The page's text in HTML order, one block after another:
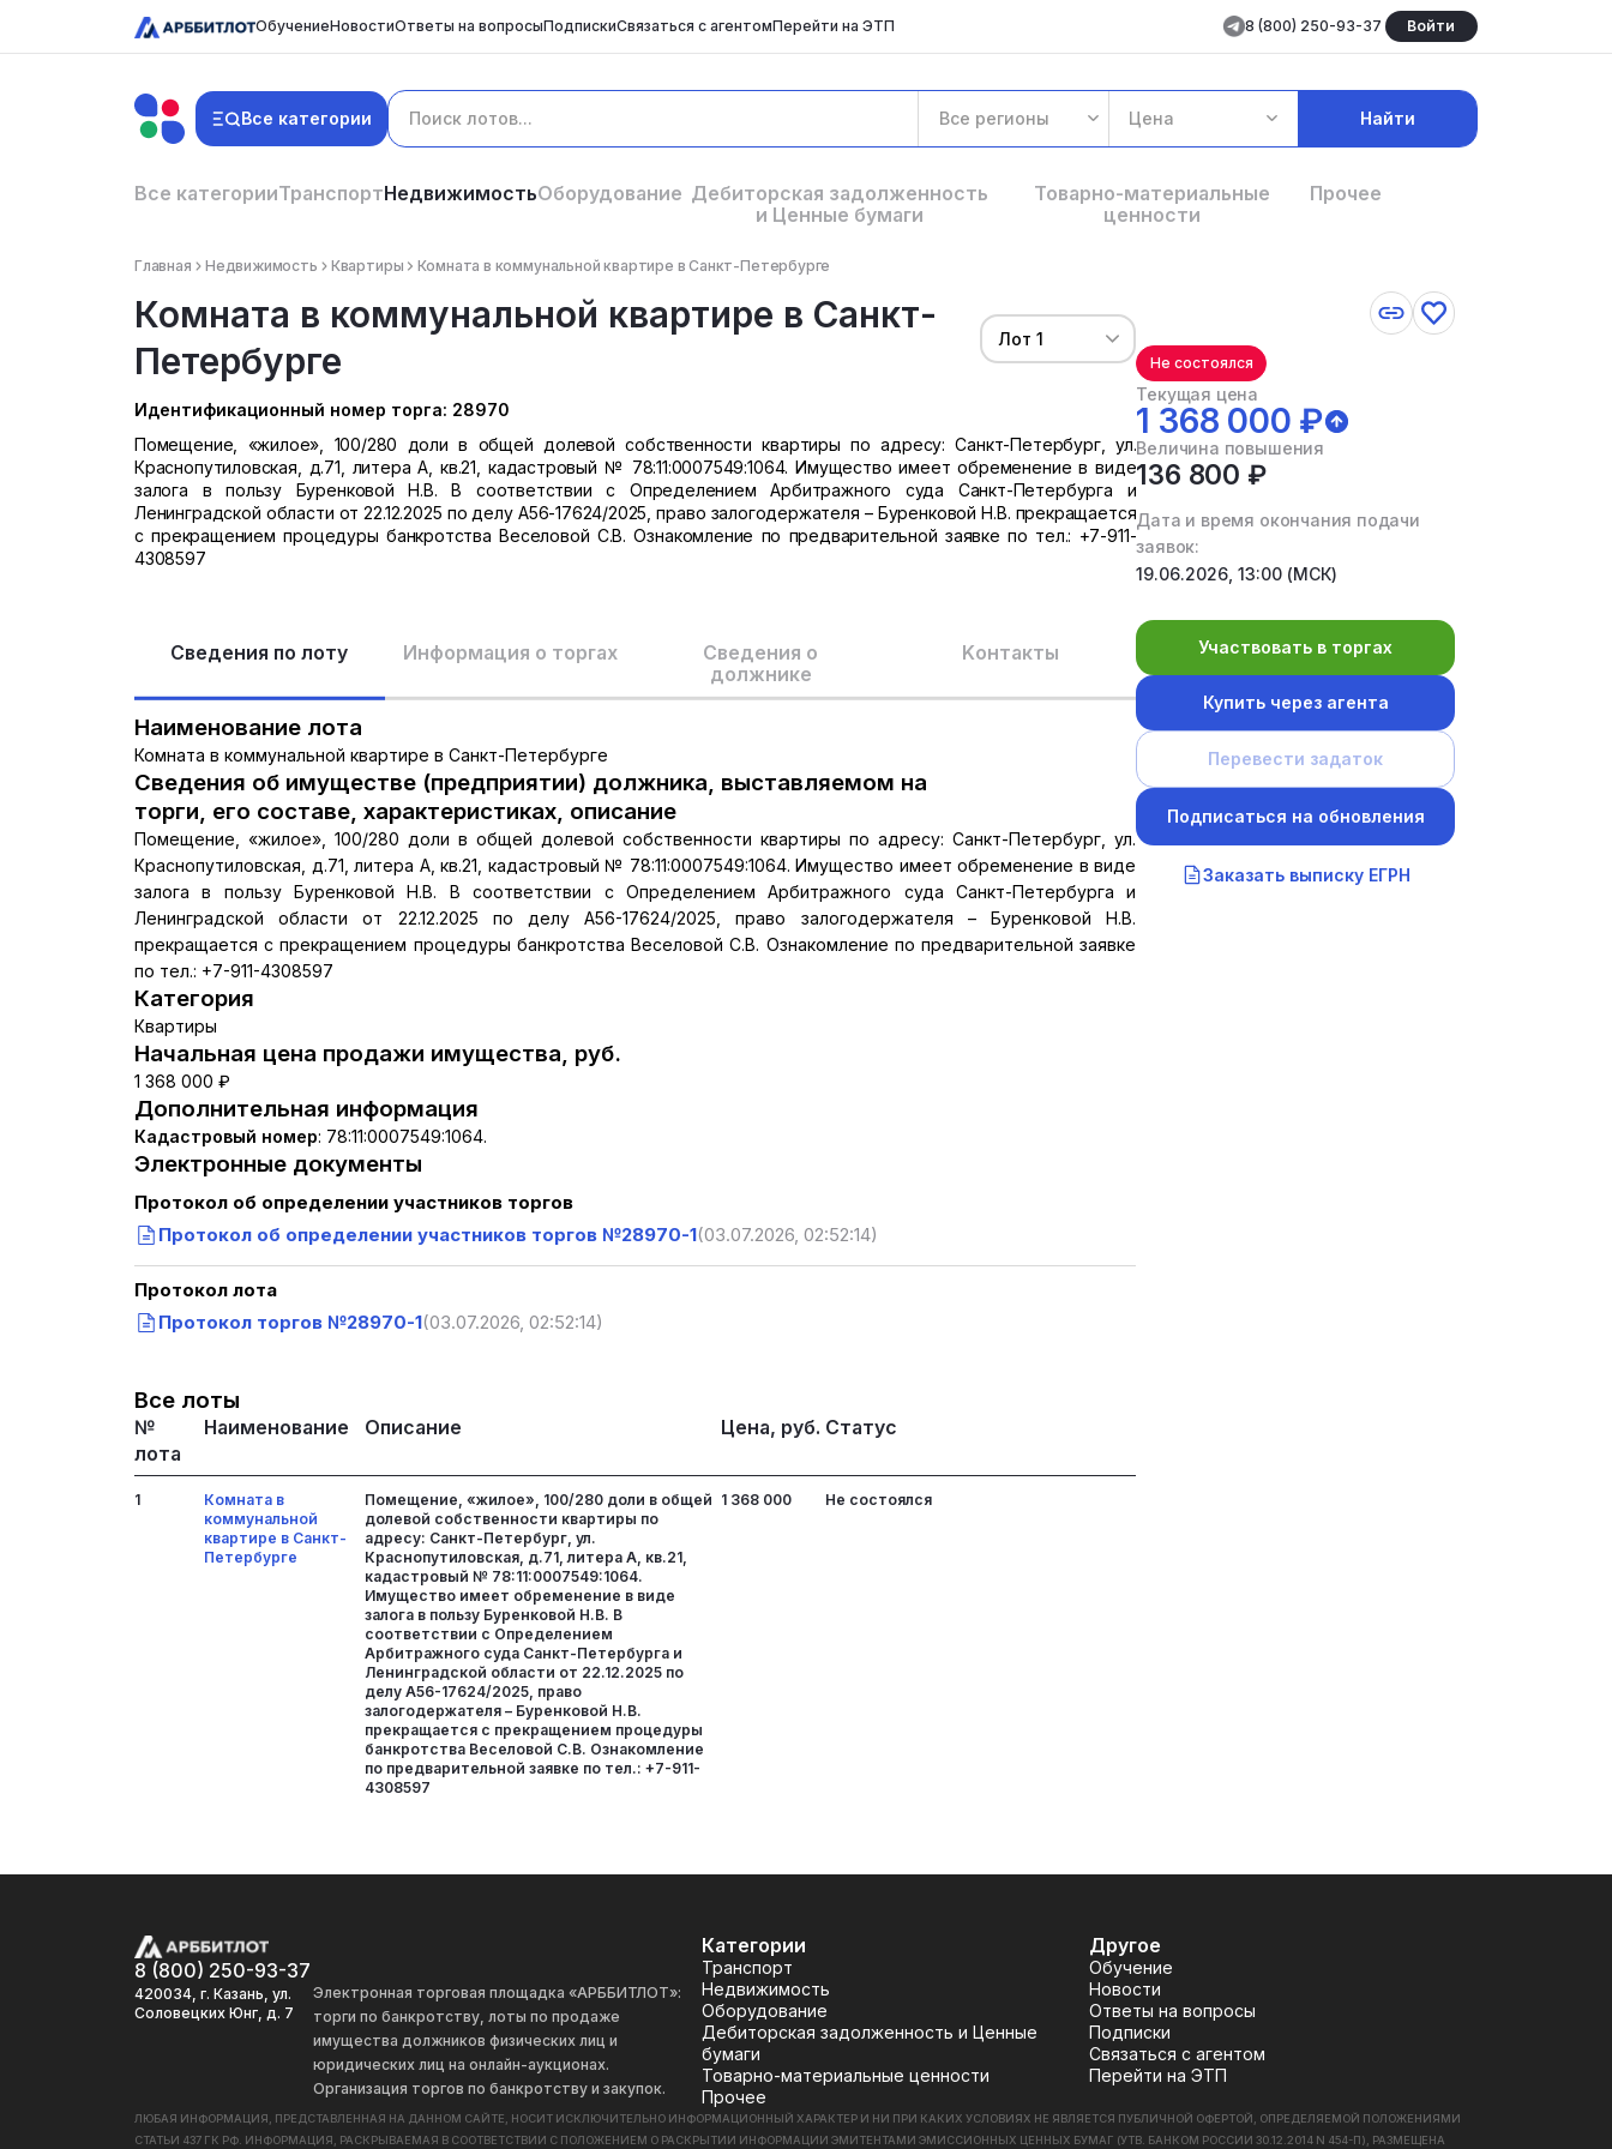
ОбучениеНовостиОтветы на вопросыПодпискиСвязаться с агентомПерейти на ЭТП 8 (800) 250-93-37 Войти
Все категории Все регионы Цена Найти
Все категорииТранспортНедвижимостьОборудование Дебиторская задолженность
и Ценные бумаги
Товарно-материальные
ценности
Прочее
Главная Недвижимость Квартиры Комната в коммунальной квартире в Санкт-Петербурге
Комната в коммунальной квартире в Санкт-
Петербурге
Лот 1
Идентификационный номер торга: 28970
Помещение, «жилое», 100/280 доли в общей долевой собственности квартиры по адресу: Санкт-Петербург, ул.
Краснопутиловская, д.71, литера А, кв.21, кадастровый № 78:11:0007549:1064. Имущество имеет обременение в виде
залога в пользу Буренковой Н.В. В соответствии с Определением Арбитражного суда Санкт-Петербурга и
Ленинградской области от 22.12.2025 по делу А56-17624/2025, право залогодержателя – Буренковой Н.В. прекращается
с прекращением процедуры банкротства Веселовой С.В. Ознакомление по предварительной заявке по тел.: +7-911-
4308597
Сведения по лоту Информация о торгах
Сведения о
должнике
Kонтакты
Наименование лота
Комната в коммунальной квартире в Санкт-Петербурге
Сведения об имуществе (предприятии) должника, выставляемом на
торги, его составе, характеристиках, описание
Помещение, «жилое», 100/280 доли в общей долевой собственности квартиры по адресу: Санкт-Петербург, ул.
Краснопутиловская, д.71, литера А, кв.21, кадастровый № 78:11:0007549:1064. Имущество имеет обременение в виде
залога в пользу Буренковой Н.В. В соответствии с Определением Арбитражного суда Санкт-Петербурга и
Ленинградской области от 22.12.2025 по делу А56-17624/2025, право залогодержателя – Буренковой Н.В.
прекращается с прекращением процедуры банкротства Веселовой С.В. Ознакомление по предварительной заявке
по тел.: +7-911-4308597
Категория
Квартиры
Начальная цена продажи имущества, руб.
1 368 000 ₽
Дополнительная информация
Кадастровый номер: 78:11:0007549:1064.
Электронные документы
Протокол об определении участников торгов
Протокол об определении участников торгов №28970-1(03.07.2026, 02:52:14)
Протокол лота
Протокол торгов №28970-1(03.07.2026, 02:52:14)
Все лоты
№
лота
Наименование Описание Цена, руб. Статус
1
Комната в
коммунальной
квартире в Санкт-
Петербурге
Помещение, «жилое», 100/280 доли в общей
долевой собственности квартиры по
адресу: Санкт-Петербург, ул.
Краснопутиловская, д.71, литера А, кв.21,
кадастровый № 78:11:0007549:1064.
Имущество имеет обременение в виде
залога в пользу Буренковой Н.В. В
соответствии с Определением
Арбитражного суда Санкт-Петербурга и
Ленинградской области от 22.12.2025 по
делу А56-17624/2025, право
залогодержателя – Буренковой Н.В.
прекращается с прекращением процедуры
банкротства Веселовой С.В. Ознакомление
по предварительной заявке по тел.: +7-911-
4308597
1 368 000 Не состоялся
Не состоялся
Текущая цена
1 368 000 ₽
Величина повышения
136 800 ₽
Дата и время окончания подачи
заявок:
19.06.2026, 13:00 (МСК)
Участвовать в торгах
Купить через агента
Перевести задаток
Подписаться на обновления
Заказать выписку ЕГРН
8 (800) 250-93-37
420034, г. Казань, ул.
Соловецких Юнг, д. 7
Электронная торговая площадка «АРББИТЛОТ»:
торги по банкротству, лоты по продаже
имущества должников физических лиц и
юридических лиц на онлайн-аукционах.
Организация торгов по банкротству и закупок.
Категории
Транспорт
Недвижимость
Оборудование
Дебиторская задолженность и Ценные
бумаги
Товарно-материальные ценности
Прочее
Другое
Обучение
Новости
Ответы на вопросы
Подписки
Связаться с агентом
Перейти на ЭТП
ЛЮБАЯ ИНФОРМАЦИЯ, ПРЕДСТАВЛЕННАЯ НА ДАННОМ САЙТЕ, НОСИТ ИСКЛЮЧИТЕЛЬНО ИНФОРМАЦИОННЫЙ ХАРАКТЕР И НИ ПРИ КАКИХ УСЛОВИЯХ НЕ ЯВЛЯЕТСЯ ПУБЛИЧНОЙ ОФЕРТОЙ, ОПРЕДЕЛЯЕМОЙ ПОЛОЖЕНИЯМИ
СТАТЬИ 437 ГК РФ. ИНФОРМАЦИЯ, РАСКРЫВАЕМАЯ В СООТВЕТСТВИИ С ПОЛОЖЕНИЕМ О РАСКРЫТИИ ИНФОРМАЦИИ ЭМИТЕНТАМИ ЭМИССИОННЫХ ЦЕННЫХ БУМАГ (УТВ. БАНКОМ РОССИИ 30.12.2014 N 454-П), РАЗМЕЩЕНА